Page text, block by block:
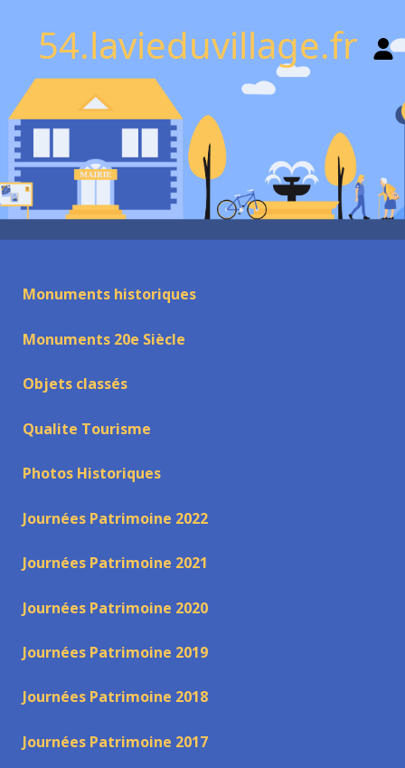
54.lavieduvillage.fr
Monuments historiques
Monuments 20e Siècle
Objets classés
Qualite Tourisme
Photos Historiques
Journées Patrimoine 2022
Journées Patrimoine 2021
Journées Patrimoine 2020
Journées Patrimoine 2019
Journées Patrimoine 2018
Journées Patrimoine 2017